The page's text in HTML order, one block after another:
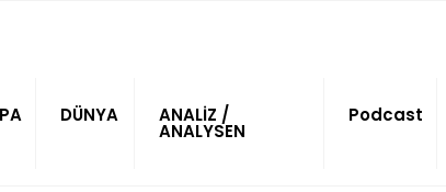
DÜNYA ANALİZ /
ANALYSEN
Podcast